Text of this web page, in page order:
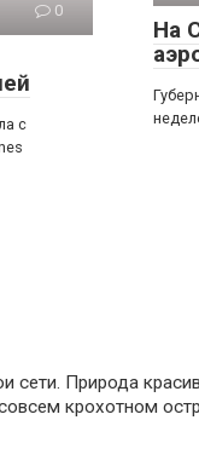
0
с
На
сети. Природа
крохотном